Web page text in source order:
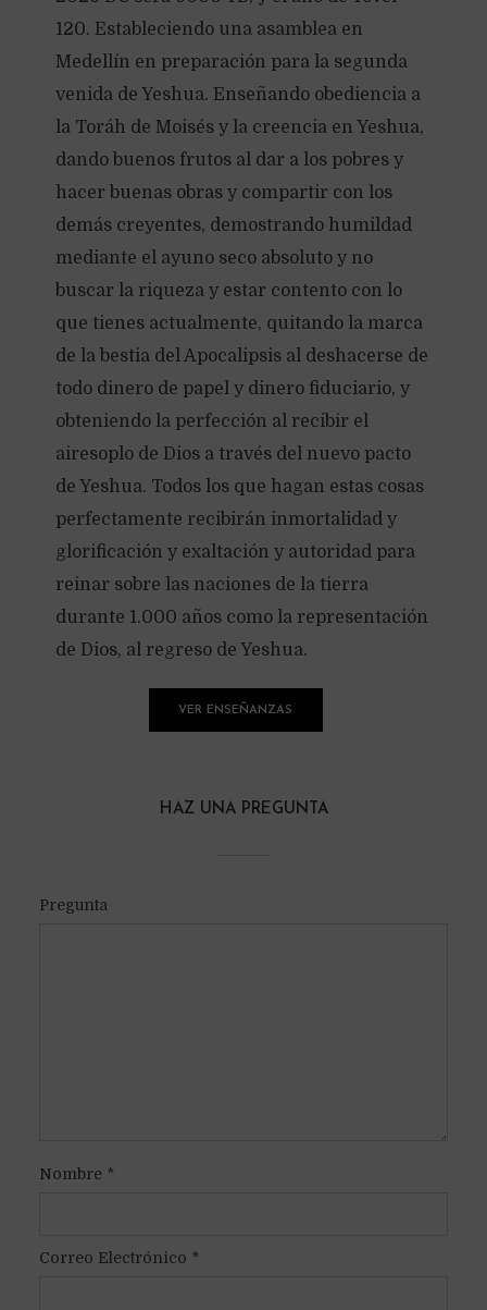
120. Estableciendo una asamblea en
Medellín en preparación para la segunda
venida de Yeshua. Enseñando obediencia a
la Toráh de Moisés y la creencia en Yeshua,
dando buenos frutos al dar a los pobres y
hacer buenas obras y compartir con los
demás creyentes, demostrando humildad
mediante el ayuno seco absoluto y no
buscar la riqueza y estar contento con lo
que tienes actualmente, quitando la marca
de la bestia del Apocalipsis al deshacerse de
todo dinero de papel y dinero fiduciario, y
obteniendo la perfección al recibir el
airesoplo de Dios a través del nuevo pacto
de Yeshua. Todos los que hagan estas cosas
perfectamente recibirán inmortalidad y
glorificación y exaltación y autoridad para
reinar sobre las naciones de la tierra
durante 1.000 años como la representación
de Dios, al regreso de Yeshua.
VER ENSEÑANZAS
HAZ UNA PREGUNTA
Pregunta
Nombre*
Correo Electrónico *